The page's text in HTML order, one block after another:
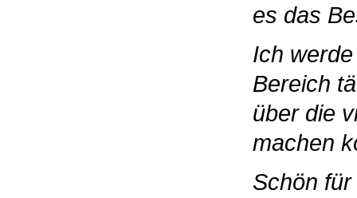
es das
Ich
Bereich
über die
machen
Schön